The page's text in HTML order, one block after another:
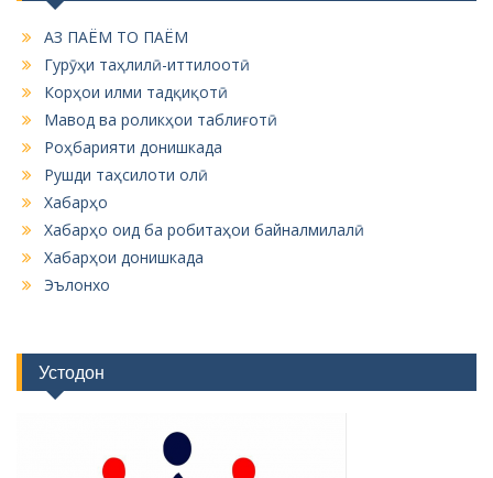
АЗ ПАЁМ ТО ПАЁМ
Гурӯҳи таҳлилӣ-иттилоотӣ
Корҳои илми тадқиқотӣ
Мавод ва роликҳои таблиғотӣ
Роҳбарияти донишкада
Рушди таҳсилоти олӣ
Хабарҳо
Хабарҳо оид ба робитаҳои байналмилалӣ
Хабарҳои донишкада
Эълонхо
Устодон